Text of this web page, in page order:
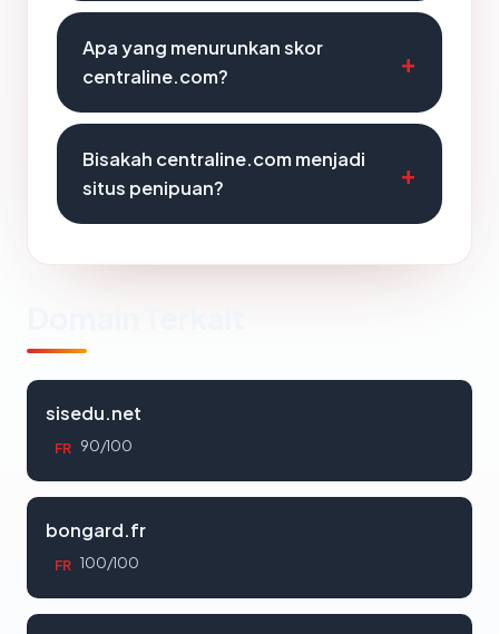
Apa yang menurunkan skor
centraline.com?
Bisakah centraline.com menjadi
situs penipuan?
sisedu.net
FR 90/100
bongard.fr
FR 100/100